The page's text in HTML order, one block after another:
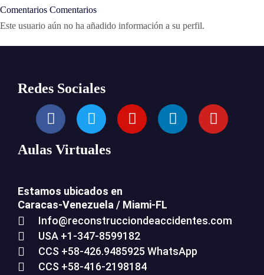
Comentarios Comentarios
Este usuario aún no ha añadido información a su perfil.
Redes Sociales
Aulas Virtuales
Estamos ubicados en
Caracas-Venezuela / Miami-FL
Info@reconstrucciondeaccidentes.com
USA +1-347-8599182
CCS +58-426.9485925 WhatsApp
CCS +58-416-2198184